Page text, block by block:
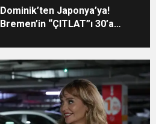
Dominik’ten Japonya’ya!
Bremen’in “ÇITLAT”ı 30’a